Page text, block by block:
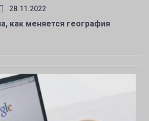
28.11.2022
как меняется география